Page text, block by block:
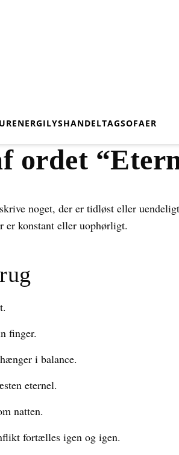
ENERGILYSHANDELTAGSOFAER
ordet
noget, der er tidløst eller
er konstant eller uophørligt.
finger.
i balance.
eternel.
natten.
fortælles igen og igen.